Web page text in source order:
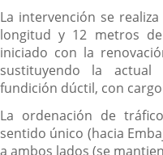
La intervención se
longitud y 12 metros
iniciado con la
sustituyendo la
fundición dúctil, con
La ordenación de
sentido único (hacia
a ambos lados (se